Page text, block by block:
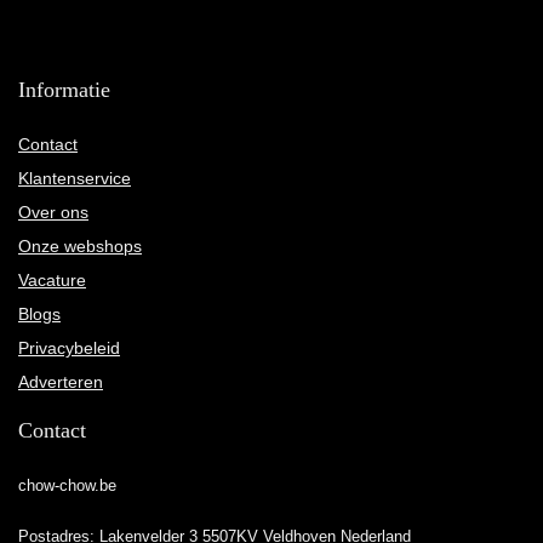
Informatie
Contact
Klantenservice
Over ons
Onze webshops
Vacature
Blogs
Privacybeleid
Adverteren
Contact
chow-chow.be
Postadres: Lakenvelder 3 5507KV Veldhoven Nederland